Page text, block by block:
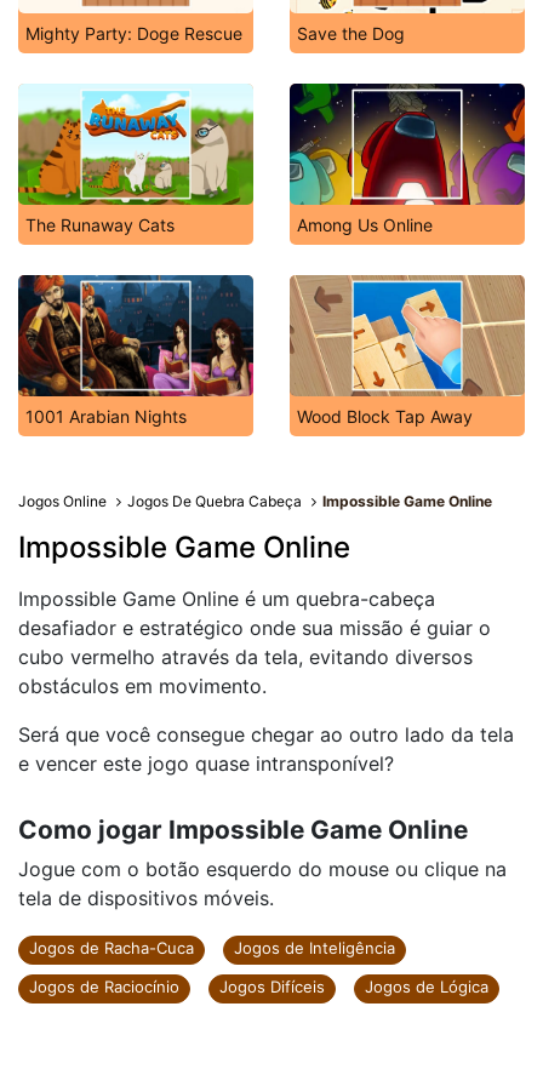
Mighty Party: Doge Rescue Save the Dog
The Runaway Cats Among Us Online
1001 Arabian Nights Wood Block Tap Away
Jogos Online Jogos De Quebra Cabeça Impossible Game Online
Impossible Game Online
Impossible Game Online é um quebra-cabeça
desafiador e estratégico onde sua missão é guiar o
cubo vermelho através da tela, evitando diversos
obstáculos em movimento.
Será que você consegue chegar ao outro lado da tela
e vencer este jogo quase intransponível?
Como jogar Impossible Game Online
Jogue com o botão esquerdo do mouse ou clique na
tela de dispositivos móveis.
Jogos de Racha-Cuca
Jogos de Inteligência
Jogos de Raciocínio
Jogos Difíceis Jogos de Lógica